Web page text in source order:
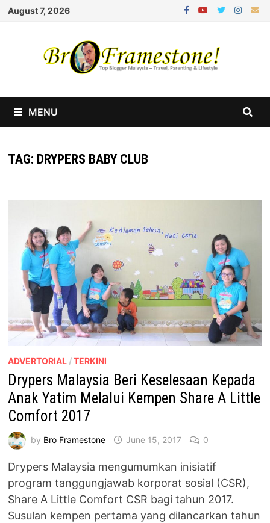
Skip
August 7, 2026
MENU
TAG: DRYPERS BABY CLUB
ADVERTORIAL /TERKINI
Drypers Malaysia Beri Keselesaan Kepada
Anak Yatim Melalui Kempen Share A Little
Comfort 2017
by Bro Framestone June 15, 2017 0
Drypers Malaysia mengumumkan inisiatif
program tanggungjawab korporat sosial (CSR),
Share A Little Comfort CSR bagi tahun 2017.
Susulan kempen pertama yang dilancarkan tahun